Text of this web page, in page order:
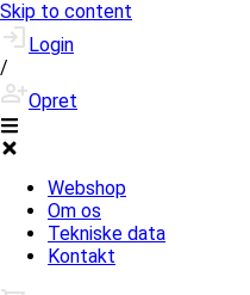
Skip to content
Login
/
Opret
Webshop
Om os
Tekniske data
Kontakt